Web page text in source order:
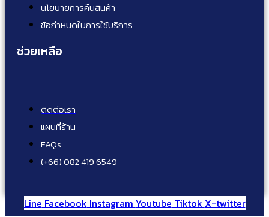
นโยบายการคืนสินค้า
ข้อกำหนดในการใช้บริการ
ช่วยเหลือ
ติดต่อเรา
แผนที่ร้าน
FAQs
(+66) 082 419 6549
Line Facebook Instagram Youtube Tiktok X-twitter